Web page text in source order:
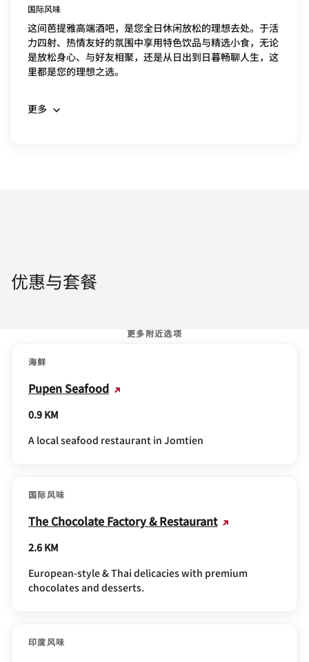
国际风味
这间芭提雅高端酒吧，是您全日休闲放松的理想去处。于活
力四射、热情友好的氛围中享用特色饮品与精选小食，无论
是放松身心、与好友相聚，还是从日出到日暮畅聊人生，这
里都是您的理想之选。
更多
优惠与套餐
更多附近选项
海鲜
Pupen Seafood
0.9 KM
A local seafood restaurant in Jomtien
国际风味
The Chocolate Factory & Restaurant
2.6 KM
European-style & Thai delicacies with premium
chocolates and desserts.
印度风味